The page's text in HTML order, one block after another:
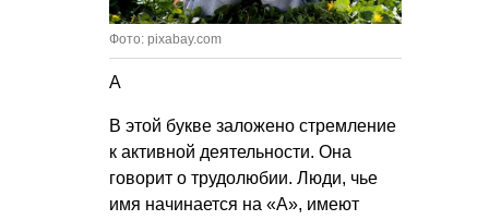
Фото: pixabay.com
А
В этой букве заложено стремление
к активной деятельности. Она
говорит о трудолюбии. Люди, чье
имя начинается на «А», имеют